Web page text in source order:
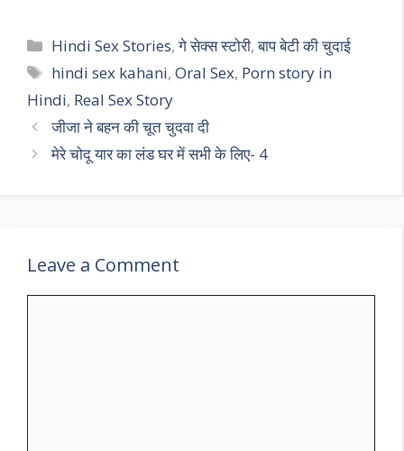
Categories
Hindi Sex Stories,गे सेक्स स्टोरी,बाप बेटी की चुदाई
Tags
hindi sex kahani,Oral Sex, Porn story in
Hindi, Real Sex Story
जीजा ने बहन की चूत चुदवा दी
मेरे चोदू यार का लंड घर में सभी के लिए- 4
Leave a Comment